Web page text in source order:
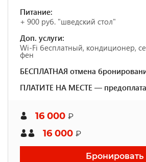
Питание:
+ 900 руб. "шведский стол"
Доп. услуги:
Wi-Fi бесплатный, кондиционер,
фен
БЕСПЛАТНАЯ отмена
ПЛАТИТЕ НА МЕСТЕ — предоплата
16 000 ₽
16 000 ₽
Бронировать